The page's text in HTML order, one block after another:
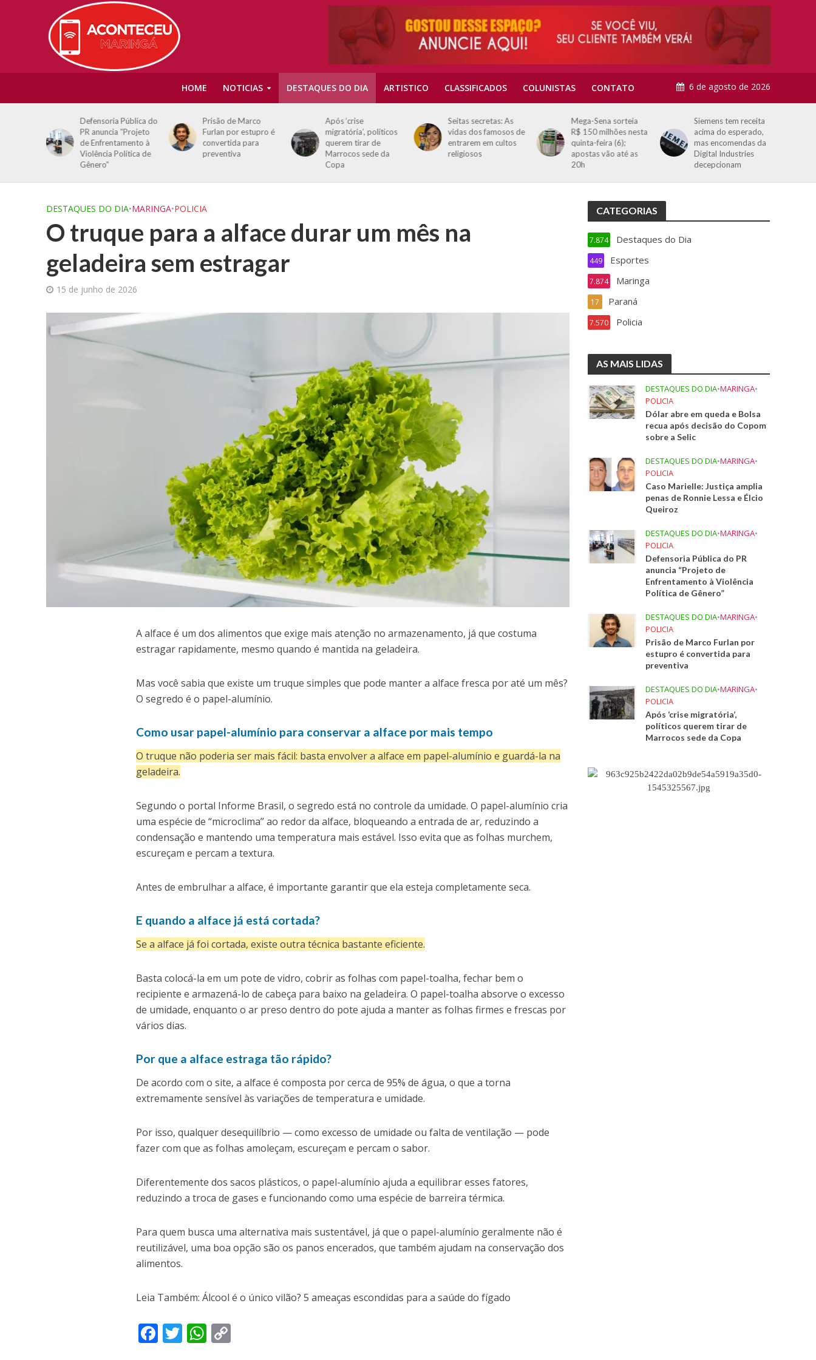
HOME NOTICIAS DESTAQUES DO DIA ARTISTICO CLASSIFICADOS COLUNISTAS CONTATO 6 de agosto de 2026
Defensoria Pública do
PR anuncia “Projeto
de Enfrentamento à
Violência Política de
Gênero”
Prisão de Marco
Furlan por estupro é
convertida para
preventiva
Após ‘crise
migratória’, políticos
querem tirar de
Marrocos sede da
Copa
Seitas secretas: As
vidas dos famosos de
entrarem em cultos
religiosos
Mega-Sena sorteia
R$ 150 milhões nesta
quinta-feira (6);
apostas vão até as
20h
Siemens tem receita
acima do esperado,
mas encomendas da
Digital Industries
decepcionam
DESTAQUES DO DIA•MARINGA•POLICIA
O truque para a alface durar um mês na
geladeira sem estragar
15 de junho de 2026
Aalface é um dos alimentos que exige mais atenção no armazenamento, já que costuma
estragar rapidamente, mesmo quando é mantida na geladeira.
Mas você sabia que existe um truque simples que pode manter a alface fresca por até um mês?
O segredo é o papel-alumínio.
Como usar papel-alumínio para conservar a alface por mais tempo
O truque não poderia ser mais fácil: basta envolver a alface em papel-alumínio e guardá-la na
geladeira.
Segundo o portal Informe Brasil, o segredo está no controle da umidade. O papel-alumínio cria
uma espécie de “microclima” ao redor da alface, bloqueando a entrada de ar, reduzindo a
condensação e mantendo uma temperatura mais estável. Isso evita que as folhas murchem,
escureçam e percam a textura.
Antes de embrulhar a alface, é importante garantir que ela esteja completamente seca.
E quando a alface já está cortada?
Se a alface já foi cortada, existe outra técnica bastante eficiente.
Basta colocá-la em um pote de vidro, cobrir as folhas com papel-toalha, fechar bem o
recipiente e armazená-lo de cabeça para baixo na geladeira. O papel-toalha absorve o excesso
de umidade, enquanto o ar preso dentro do pote ajuda a manter as folhas firmes e frescas por
vários dias.
Por que a alface estraga tão rápido?
De acordo com o site, a alface é composta por cerca de 95% de água, o que a torna
extremamente sensível às variações de temperatura e umidade.
Por isso, qualquer desequilíbrio — como excesso de umidade ou falta de ventilação — pode
fazer com que as folhas amoleçam, escureçam e percam o sabor.
Diferentemente dos sacos plásticos, o papel-alumínio ajuda a equilibrar esses fatores,
reduzindo a troca de gases e funcionando como uma espécie de barreira térmica.
Para quem busca uma alternativa mais sustentável, já que o papel-alumínio geralmente não é
reutilizável, uma boa opção são os panos encerados, que também ajudam na conservação dos
alimentos.
Leia Também: Álcool é o único vilão? 5 ameaças escondidas para a saúde do fígado
F T W
CATEGORIAS
Destaques do Dia
7.874
Esportes
449
Maringa
7.874
Paraná
17
Policia
7.570
AS MAIS LIDAS
DESTAQUES DO DIA•MARINGA•
POLICIA
Dólar abre em queda e Bolsa
recua após decisão do Copom
sobre a Selic
DESTAQUES DO DIA•MARINGA•
POLICIA
Caso Marielle: Justiça amplia
penas de Ronnie Lessa e Élcio
Queiroz
DESTAQUES DO DIA•MARINGA•
POLICIA
Defensoria Pública do PR
anuncia “Projeto de
Enfrentamento à Violência
Política de Gênero”
DESTAQUES DO DIA•MARINGA•
POLICIA
Prisão de Marco Furlan por
estupro é convertida para
preventiva
DESTAQUES DO DIA•MARINGA•
POLICIA
Após ‘crise migratória’,
políticos querem tirar de
Marrocos sede da Copa